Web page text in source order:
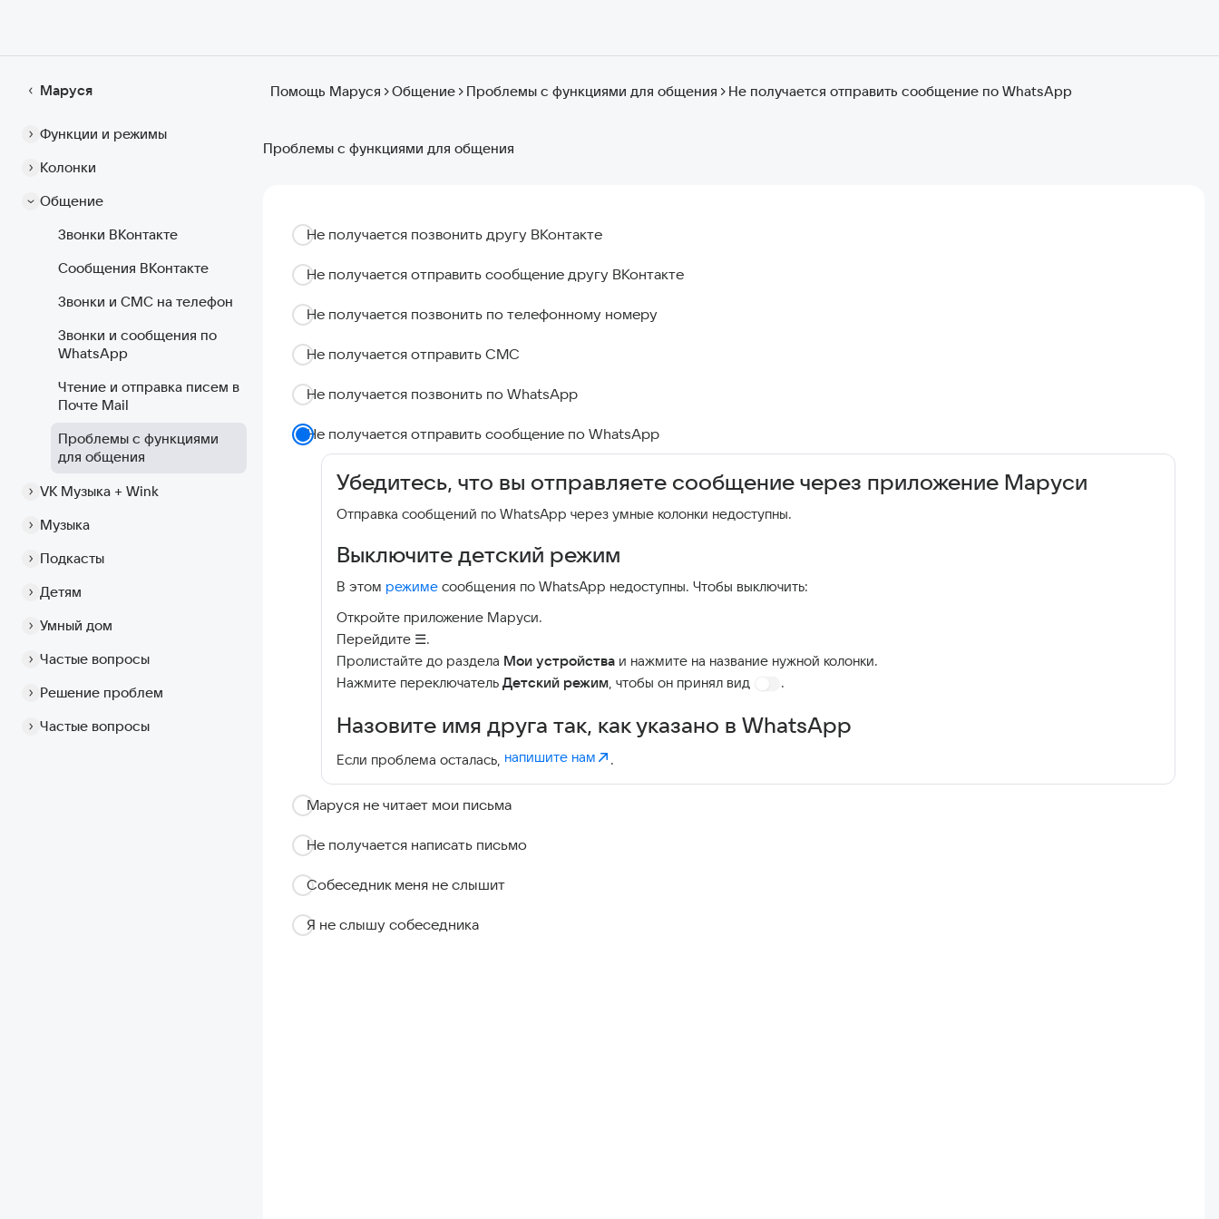
Маруся
Функции и режимы
Колонки
Общение
Звонки ВКонтакте
Сообщения ВКонтакте
Звонки и СМС на телефон
Звонки и сообщения по
WhatsApp
Чтение и отправка писем в
Почте Mail
Проблемы с функциями
для общения
VK Музыка + Wink
Музыка
Подкасты
Детям
Умный дом
Частые вопросы
Решение проблем
Частые вопросы
Помощь Маруся Общение Проблемы с функциями для общения Не получается отправить сообщение по WhatsApp
Проблемы с функциями для общения
Не получается позвонить другу ВКонтакте
Не получается отправить сообщение другу ВКонтакте
Не получается позвонить по телефонному номеру
Не получается отправить СМС
Не получается позвонить по WhatsApp
Не получается отправить сообщение по WhatsApp
Убедитесь, что вы отправляете сообщение через приложение Маруси
Отправка сообщений по WhatsApp через умные колонки недоступны.
Выключите детский режим
В этом режиме сообщения по WhatsApp недоступны. Чтобы выключить:
Откройте приложение Маруси.
Перейдите ☰.
Пролистайте до раздела Мои устройства и нажмите на название нужной колонки.
Нажмите переключатель Детский режим, чтобы он принял вид .
Назовите имя друга так, как указано в WhatsApp
Если проблема осталась, напишите нам .
Маруся не читает мои письма
Не получается написать письмо
Собеседник меня не слышит
Я не слышу собеседника